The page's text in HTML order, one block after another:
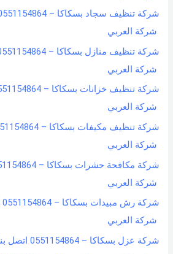
شركة العربي
شركة العربي
شركة العربي
شركة العربي
شركة العربي
شركة العربي
شركة عزل بسكاكا – 0551154864 اتصل بنا – شركة العربي